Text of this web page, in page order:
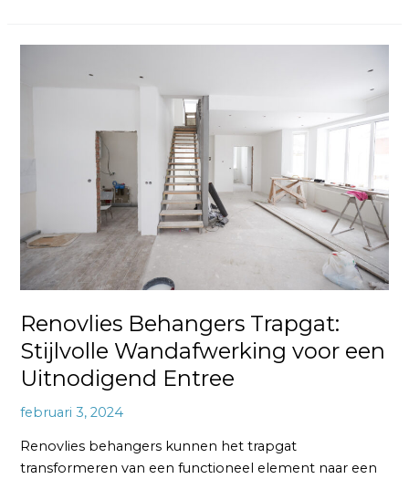
Renovlies Behangers Trapgat:
Stijlvolle Wandafwerking voor een
Uitnodigend Entree
februari 3, 2024
Renovlies behangers kunnen het trapgat
transformeren van een functioneel element naar een
Behangers
Wandafwerking
Uitnodigend
Entree